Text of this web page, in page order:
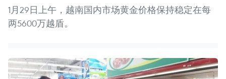
1月29日上午，越南国内市场黄金价格保持稳定在每
两5600万越盾。